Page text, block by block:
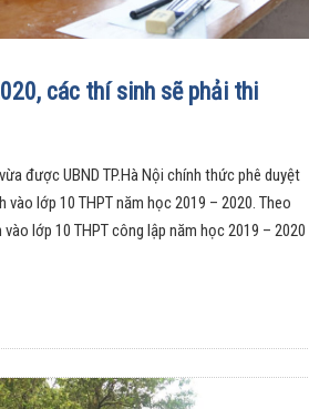
các thí sinh sẽ phải thi
được UBND TP.Hà Nội chính thức phê duyệt
lớp 10 THPT năm học 2019 – 2020. Theo
lớp 10 THPT công lập năm học 2019 – 2020